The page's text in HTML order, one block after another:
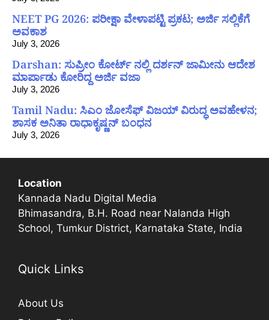
NEET PG 2026: ಪರೀಕ್ಷಾ ವೇಳಾಪಟ್ಟಿ ಪ್ರಕಟ; ಅರ್ಜಿ ಸಲ್ಲಿಕೆಗೆ
ಅವಕಾಶ
July 3, 2026
Darshan: ಸುಪ್ರೀಂ ಕೋರ್ಟ್ ನಲ್ಲಿ ದರ್ಶನ್ ಜಾಮೀನು ಆದೇಶ
ಮಾರ್ಪಾಡು ಕೋರಿದ್ದ ಅರ್ಜಿ ವಜಾ
July 3, 2026
Tamil Nadu: ಸಿಎಂ ಜೋಸೆಫ್ ವಿಜಯ್ ವಿರುದ್ಧ ಅವಹೇಳನ;
ಶಾಸಕ ಅನಿತಾ ರಾಧಾಕೃಷ್ಣನ್ ಬಂಧನ
July 3, 2026
Location
Kannada Nadu Digital Media
Bhimasandra, B.H. Road near Nalanda High
School, Tumkur District, Karnataka State, India
Quick Links
About Us